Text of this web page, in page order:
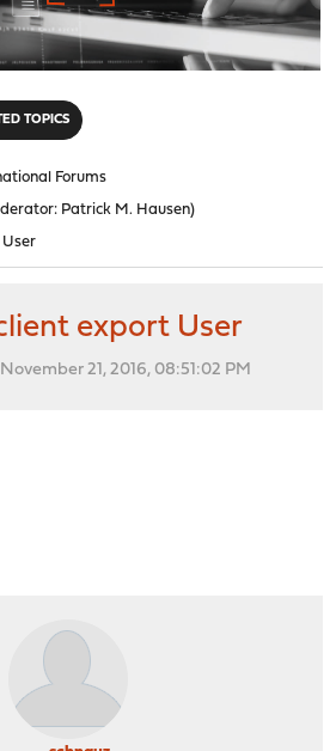
TOPICS
Forums
Patrick M. Hausen)
User
export User
21, 2016, 08:51:02 PM